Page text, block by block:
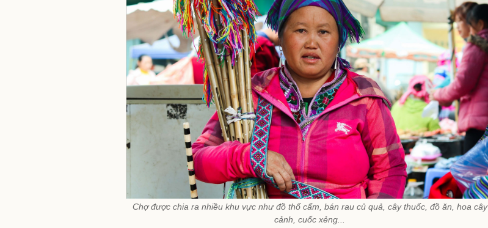
Chợ được chia ra nhiều khu vực như đồ thổ cẩm, bán rau củ quả, cây thuốc, đồ ăn, hoa cây
cảnh, cuốc xẻng...